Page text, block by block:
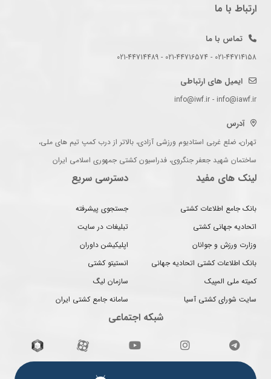
ارتباط با ما
تماس با ما
021-44714158 - 021-44716574 - 021-44714489
ایمیل های ارتباطی
info@iwf.ir - info@iawf.ir
آدرس
تهران، ضلع غربی استادیوم ورزشی آزادی، بالاتر از درب کمپ تیم های ملی،
ساختمان شهید جعفر جنگروی، فدراسیون کشتی جمهوری اسلامی ایران
لینک های مفید
بانک جامع اطلاعات کشتی
اتحادیه جهانی کشتی
وزارت ورزش و جوانان
بانک اطلاعات کشتی اتحادیه جهانی
کمیته ملی المپیک
سایت شورای کشتی آسیا
دسترسی سریع
جستجوی پیشرفته
تبلیغات در سایت
اپلیکیشن داوران
انستیتو کشتی
سازمان لیگ
سامانه جامع کشتی ایران
شبکه اجتماعی